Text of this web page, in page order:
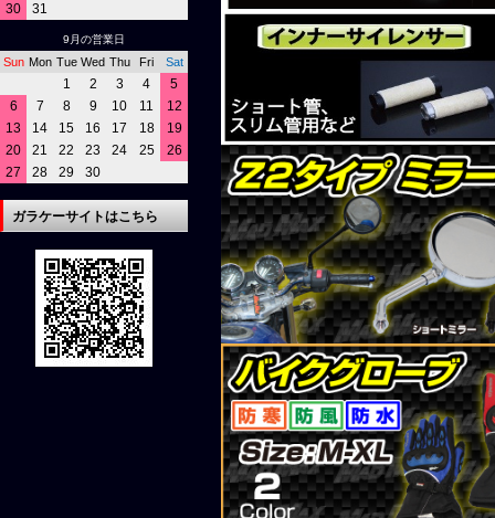
30
31
9月の営業日
Sun Mon Tue Wed Thu Fri Sat
1 2 3 4
5
6
7 8 9 10 11
12
13
14 15 16 17 18
19
20
21 22 23 24 25
26
27
28 29 30
ガラケーサイトはこちら